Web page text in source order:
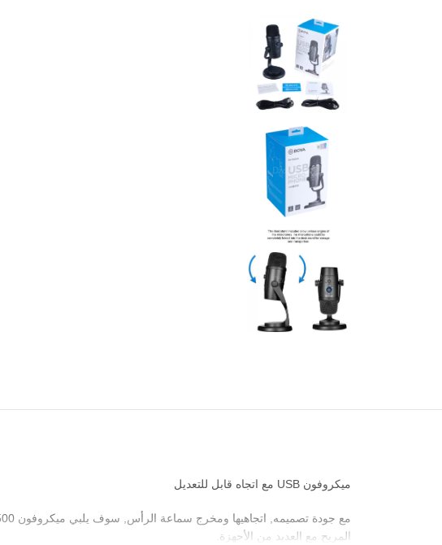
ميكروفون USB مع اتجاه قابل للتعديل
المريح مع العديد من الأجهزة.